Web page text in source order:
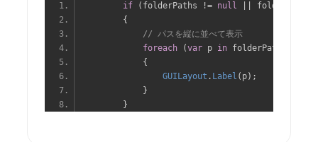
if ( folderPaths != null folderPaths
{
// パスを縦に並べて表示
foreach
(var p in folderPaths
{
GUILayout . Label ( p);
}
}